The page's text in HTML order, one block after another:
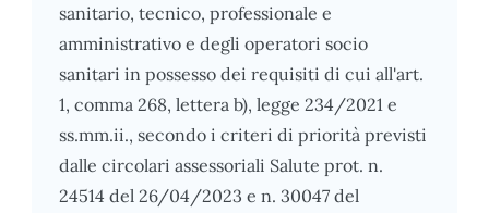
sanitario, tecnico, professionale e
amministrativo e degli operatori socio
sanitari in possesso dei requisiti di cui all'art.
1, comma 268, lettera b), legge 234/2021 e
ss.mm.ii., secondo i criteri di priorità previsti
dalle circolari assessoriali Salute prot. n.
24514 del 26/04/2023 e n. 30047 del